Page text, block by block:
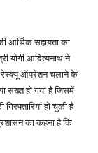
आर्थिक सहायता का
योगी आदित्यनाथ ने
रेस्क्यू ऑपरेशन चलाने के
सख्त हो गया है जिसमें
हो चुकी है
का कहना है कि